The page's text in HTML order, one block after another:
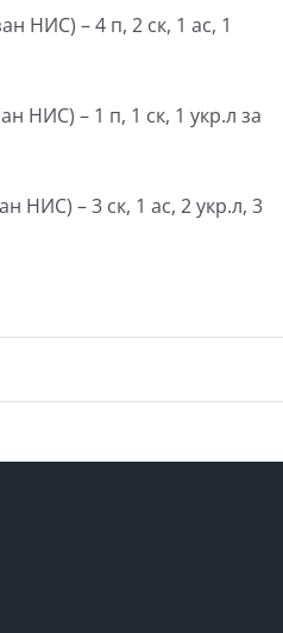
НИС) – 4 п, 2 ск, 1 ас, 1
НИС) – 1 п, 1 ск, 1 укр.л за
НИС) – 3 ск, 1 ас, 2 укр.л, 3